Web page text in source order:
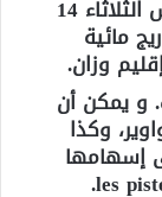
للشروب لساكنة أقاليم وزان، تم يوم أمس الثلاثاء 14
مائية
متر مكعب. و يمكن أن
وكذا
إسهامها